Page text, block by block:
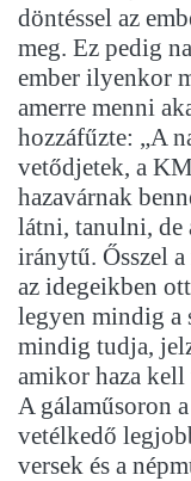
döntéssel az
meg. Ez pedig
ember ilyenkor
amerre menni
hozzáfűzte: „A
vetődjetek, a
hazavárnak
látni, tanulni, de
iránytű. Ősszel
az idegeikben
legyen mindig a
mindig tudja,
amikor haza kell
A gálaműsoron
vetélkedő
versek és a